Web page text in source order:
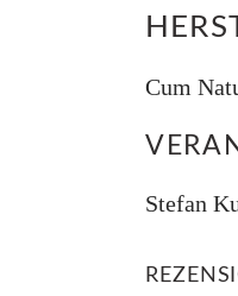
Cum
Stefan